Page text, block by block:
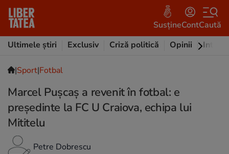
SusțineContCaută
Ultimele știri
Exclusiv Criză politică Opinii
|Sport|Fotbal
Marcel Pușcaș a revenit în fotbal: e
președinte la FC U Craiova, echipa lui
Mititelu
Petre Dobrescu